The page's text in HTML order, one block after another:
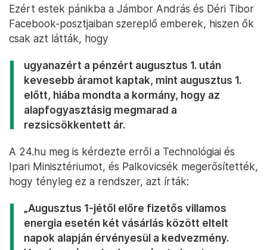
Ezért estek pánikba a Jámbor András és Déri Tibor
Facebook-posztjaiban szereplő emberek, hiszen ők
csak azt látták, hogy
ugyanazért a pénzért augusztus 1. után
kevesebb áramot kaptak, mint augusztus 1.
előtt, hiába mondta a kormány, hogy az
alapfogyasztásig megmarad a
rezsicsökkentett ár.
A 24.hu meg is kérdezte erről a Technológiai és
Ipari Minisztériumot, és Palkovicsék megerősítették,
hogy tényleg ez a rendszer, azt írták:
„Augusztus 1-jétől előre fizetős villamos
energia esetén két vásárlás között eltelt
napok alapján érvényesül a kedvezmény.